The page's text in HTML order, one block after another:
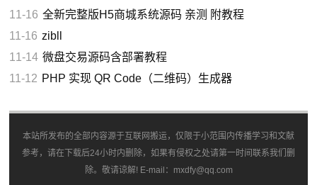
11-16 全新完整版H5商城系统源码 亲测 附教程
11-16 zibll
11-14 微盘交易源码含部署教程
11-12 PHP 实现 QR Code（二维码）生成器
本站所发布的全部内容源于互联网搬运，仅限于小范围内传播学习和文献
参考，请在下载后24小时内删除，如果有侵权之处请第一时间联系我们删
除。敬请谅解! E-mail：mxdfy@qq.com